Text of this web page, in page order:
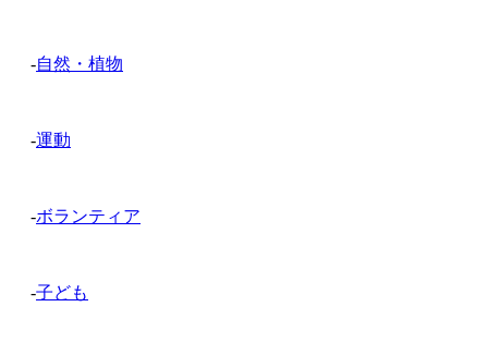
-自然・植物
-運動
-ボランティア
-子ども